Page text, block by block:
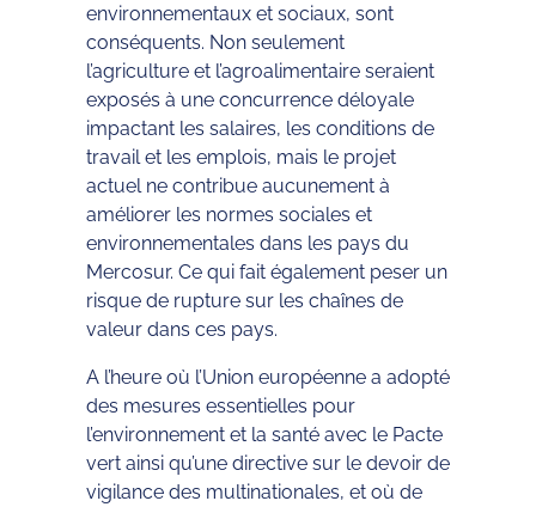
environnementaux et sociaux, sont
conséquents. Non seulement
l’agriculture et l’agroalimentaire seraient
exposés à une concurrence déloyale
impactant les salaires, les conditions de
travail et les emplois, mais le projet
actuel ne contribue aucunement à
améliorer les normes sociales et
environnementales dans les pays du
Mercosur. Ce qui fait également peser un
risque de rupture sur les chaînes de
valeur dans ces pays.
A l’heure où l’Union européenne a adopté
des mesures essentielles pour
l’environnement et la santé avec le Pacte
vert ainsi qu’une directive sur le devoir de
vigilance des multinationales, et où de